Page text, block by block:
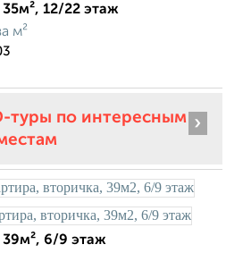
12/22 этаж
м²
туры по интересным ›
39м², 6/9 этаж